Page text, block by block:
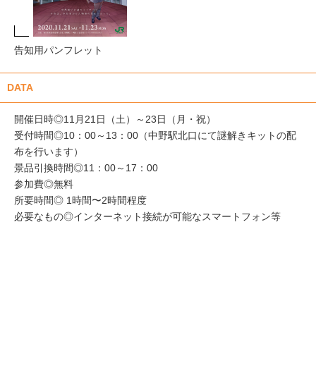
告知用パンフレット
DATA
開催日時◎11月21日（土）～23日（月・祝）
受付時間◎10：00～13：00（中野駅北口にて謎解きキットの配
布を行います）
景品引換時間◎11：00～17：00
参加費◎無料
所要時間◎ 1時間〜2時間程度
必要なもの◎インターネット接続が可能なスマートフォン等